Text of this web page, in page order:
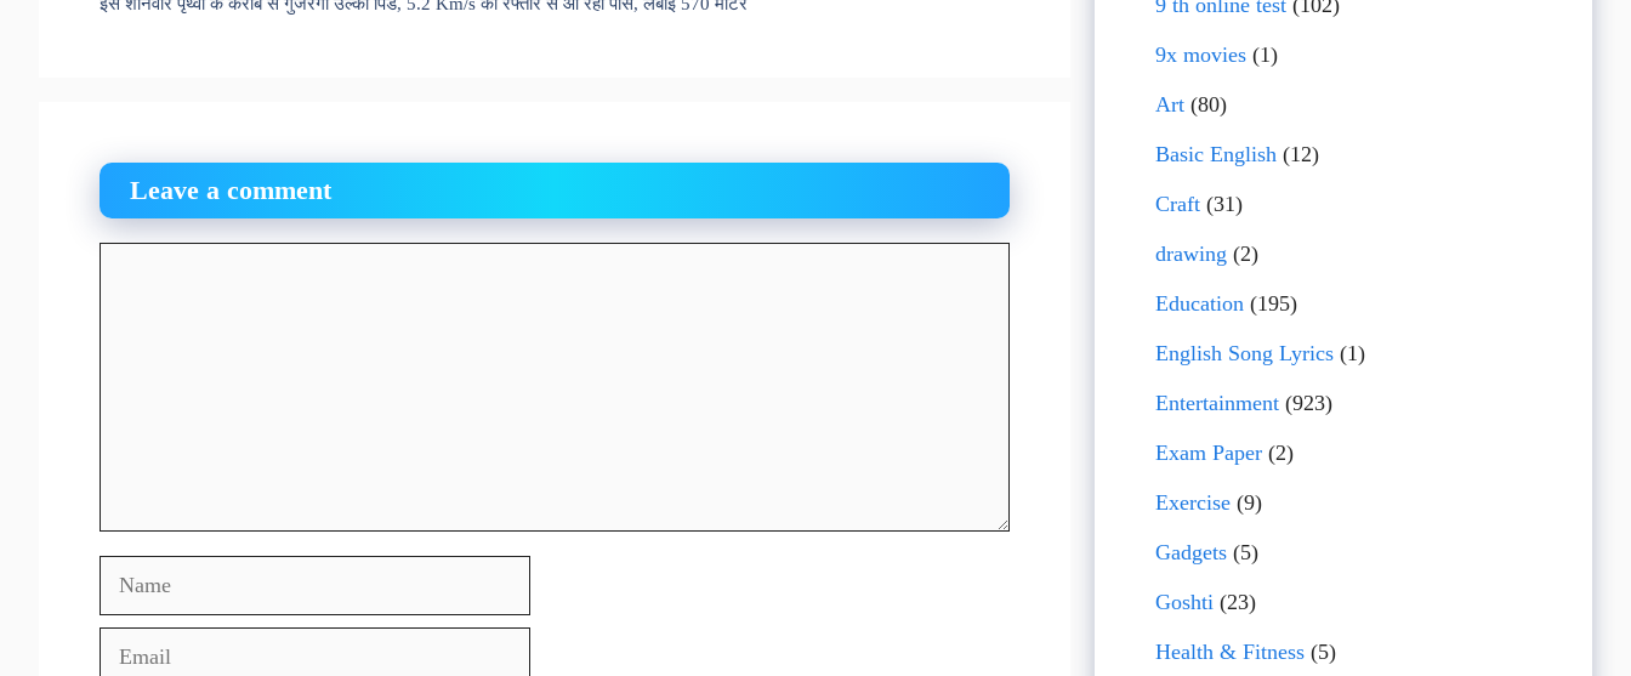
Leave a comment
Name
Email
9 th online test (102)
9x movies (1)
Art (80)
Basic English (12)
Craft (31)
drawing (2)
Education (195)
English Song Lyrics (1)
Entertainment (923)
Exam Paper (2)
Exercise (9)
Gadgets (5)
Goshti (23)
Health & Fitness (5)